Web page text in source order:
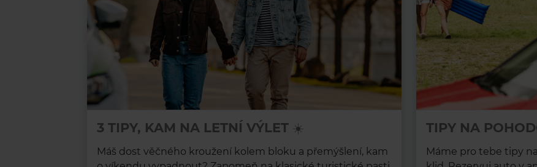
3 TIPY, KAM NA LETNÍ VÝLET ☀️
Máš dost věčného kroužení kolem bloku a přemýšlení, kam
TIPY NA
Máme pro tebe tipy